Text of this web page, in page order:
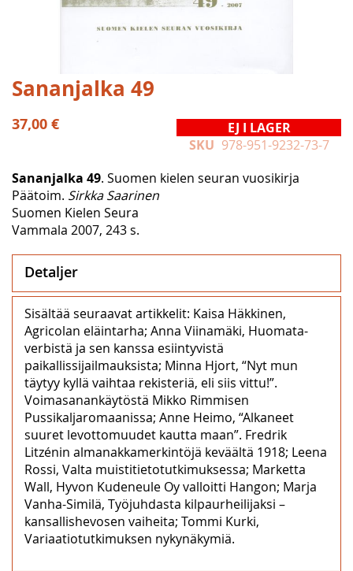
Hoppa
till
början
av
Sananjalka 49
37,00 €
EJ I LAGER
SKU 978-951-9232-73-7
Sananjalka 49. Suomen kielen seuran vuosikirja
Päätoim. Sirkka Saarinen
Suomen Kielen Seura
Vammala 2007, 243 s.
Detaljer
Sisältää seuraavat artikkelit: Kaisa Häkkinen,
Agricolan eläintarha; Anna Viinamäki, Huomata-
verbistä ja sen kanssa esiintyvistä
paikallissijailmauksista; Minna Hjort, “Nyt mun
täytyy kyllä vaihtaa rekisteriä, eli siis vittu!”.
Voimasanankäytöstä Mikko Rimmisen
Pussikaljaromaanissa; Anne Heimo, “Alkaneet
suuret levottomuudet kautta maan”. Fredrik
Litzénin almanakkamerkintöjä keväältä 1918; Leena
Rossi, Valta muistitietotutkimuksessa; Marketta
Wall, Hyvon Kudeneule Oy valloitti Hangon; Marja
Vanha-Similä, Työjuhdasta kilpaurheilijaksi –
kansallishevosen vaiheita; Tommi Kurki,
Variaatiotutkimuksen nykynäkymiä.